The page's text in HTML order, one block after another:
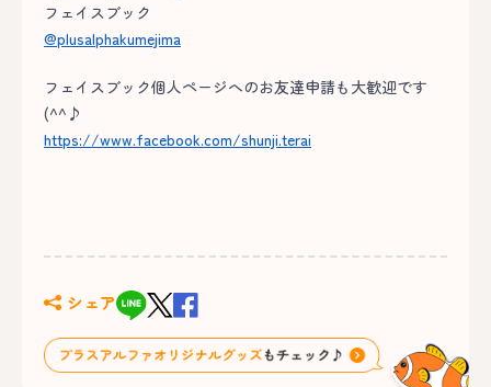
フェイスブック
@plusalphakumejima
フェイスブック個人ページへのお友達申請も大歓迎です
(^^♪
https://www.facebook.com/shunji.terai
シェア